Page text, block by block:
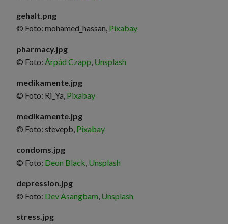
gehalt.png
© Foto: mohamed_hassan, Pixabay
pharmacy.jpg
© Foto: Árpád Czapp, Unsplash
medikamente.jpg
© Foto: Ri_Ya, Pixabay
medikamente.jpg
© Foto: stevepb, Pixabay
condoms.jpg
© Foto: Deon Black, Unsplash
depression.jpg
© Foto: Dev Asangbam, Unsplash
stress.jpg